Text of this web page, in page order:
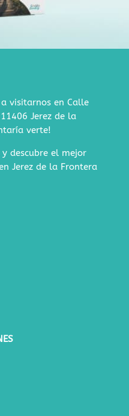
visitarnos en Calle
Jerez de la
verte!
descubre el mejor
Jerez de la Frontera